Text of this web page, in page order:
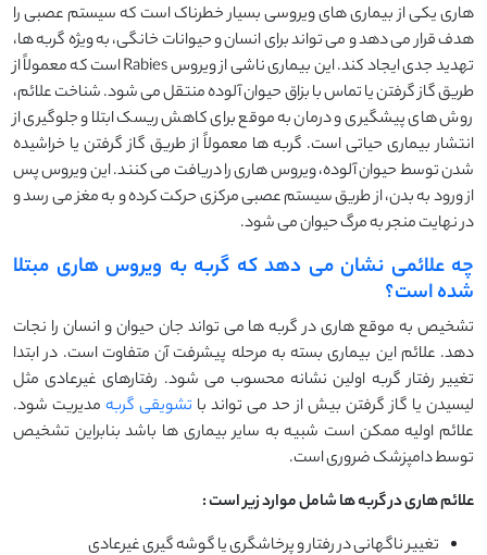
هاری یکی از بیماری های ویروسی بسیار خطرناک است که سیستم عصبی را
هدف قرار می دهد و می تواند برای انسان و حیوانات خانگی، به ویژه گربه ها،
تهدید جدی ایجاد کند. این بیماری ناشی از ویروس Rabies است که معمولاً از
طریق گاز گرفتن یا تماس با بزاق حیوان آلوده منتقل می شود. شناخت علائم،
روش های پیشگیری و درمان به موقع برای کاهش ریسک ابتلا و جلوگیری از
انتشار بیماری حیاتی است. گربه ها معمولاً از طریق گاز گرفتن یا خراشیده
شدن توسط حیوان آلوده، ویروس هاری را دریافت می کنند. این ویروس پس
از ورود به بدن، از طریق سیستم عصبی مرکزی حرکت کرده و به مغز می رسد و
در نهایت منجر به مرگ حیوان می شود.
چه علائمی نشان می دهد که گربه به ویروس هاری مبتلا
شده است؟
تشخیص به موقع هاری در گربه ها می تواند جان حیوان و انسان را نجات
دهد. علائم این بیماری بسته به مرحله پیشرفت آن متفاوت است. در ابتدا
تغییر رفتار گربه اولین نشانه محسوب می شود. رفتارهای غیرعادی مثل
لیسیدن یا گاز گرفتن بیش از حد می تواند با تشویقی گربه مدیریت شود.
علائم اولیه ممکن است شبیه به سایر بیماری ها باشد بنابراین تشخیص
توسط دامپزشک ضروری است.
علائم هاری در گربه ها شامل موارد زیر است:
تغییر ناگهانی در رفتار و پرخاشگری یا گوشه گیری غیرعادی